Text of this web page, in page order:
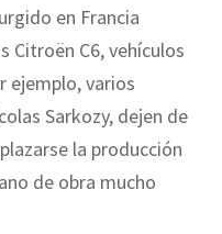
en Francia
Citroën C6, vehículos
ejemplo, varios
Sarkozy, dejen de
la producción
de obra mucho